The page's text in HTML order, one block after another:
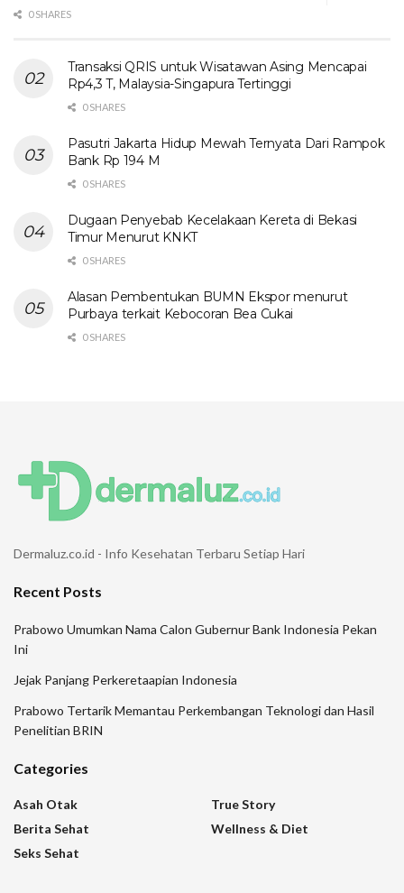
0 SHARES
Transaksi QRIS untuk Wisatawan Asing Mencapai
Rp4,3 T, Malaysia-Singapura Tertinggi
0 SHARES
Pasutri Jakarta Hidup Mewah Ternyata Dari Rampok
Bank Rp 194 M
0 SHARES
Dugaan Penyebab Kecelakaan Kereta di Bekasi
Timur Menurut KNKT
0 SHARES
Alasan Pembentukan BUMN Ekspor menurut
Purbaya terkait Kebocoran Bea Cukai
0 SHARES
Dermaluz.co.id - Info Kesehatan Terbaru Setiap Hari
Recent Posts
Prabowo Umumkan Nama Calon Gubernur Bank Indonesia Pekan
Ini
Jejak Panjang Perkeretaapian Indonesia
Prabowo Tertarik Memantau Perkembangan Teknologi dan Hasil
Penelitian BRIN
Categories
Asah Otak
Berita Sehat
Seks Sehat
True Story
Wellness & Diet